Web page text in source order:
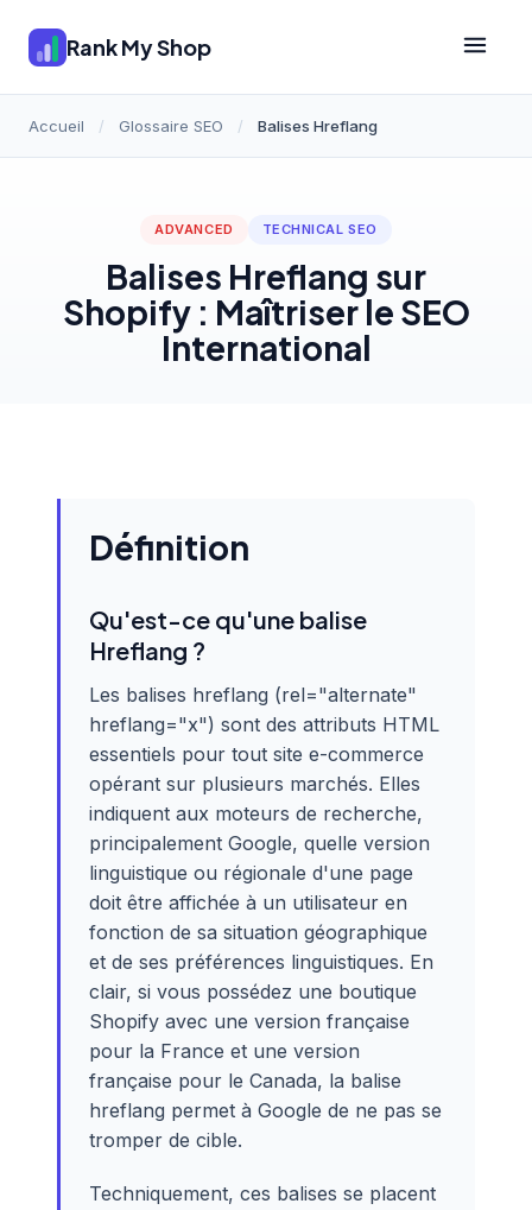
Rank My Shop
Accueil / Glossaire SEO / Balises Hreflang
ADVANCED TECHNICAL SEO
Balises Hreflang sur
Shopify : Maîtriser le SEO
International
Définition
Qu'est-ce qu'une balise
Hreflang ?
Les balises hreflang (rel="alternate"
hreflang="x") sont des attributs HTML
essentiels pour tout site e-commerce
opérant sur plusieurs marchés. Elles
indiquent aux moteurs de recherche,
principalement Google, quelle version
linguistique ou régionale d'une page
doit être affichée à un utilisateur en
fonction de sa situation géographique
et de ses préférences linguistiques. En
clair, si vous possédez une boutique
Shopify avec une version française
pour la France et une version
française pour le Canada, la balise
hreflang permet à Google de ne pas se
tromper de cible.
Techniquement, ces balises se placent